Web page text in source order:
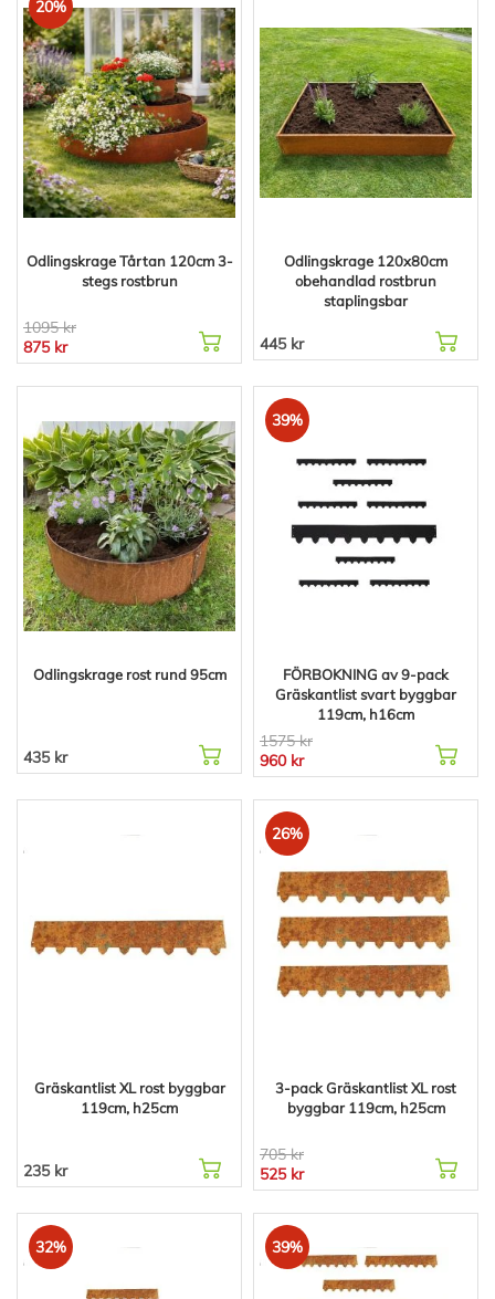
20%
Odlingskrage Tårtan 120cm 3-
stegs rostbrun
1095 kr
875 kr
Odlingskrage 120x80cm
obehandlad rostbrun
staplingsbar
445 kr
Odlingskrage rost rund 95cm
435 kr
39%
FÖRBOKNING av 9-pack
Gräskantlist svart byggbar
119cm, h16cm
1575 kr
960 kr
Gräskantlist XL rost byggbar
119cm, h25cm
235 kr
26%
3-pack Gräskantlist XL rost
byggbar 119cm, h25cm
705 kr
525 kr
32% 39%